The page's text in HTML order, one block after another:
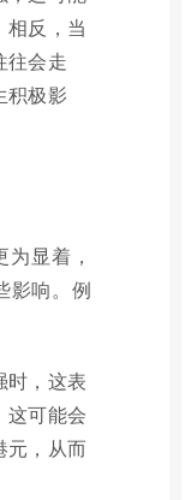
相反，当
往会走
积极影
显着，
影响。例
时，这表
这可能会
元，从而